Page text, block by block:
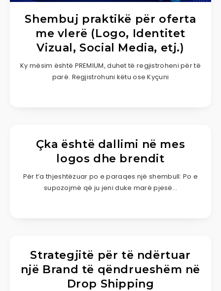
Shembuj praktikë për oferta
me vlerë (Logo, Identitet
Vizual, Social Media, etj.)
Ky mësim është PREMIUM, duhet të regjistroheni për të
parë. Regjistrohuni këtu ose Kyçuni
Çka është dallimi në mes
logos dhe brendit
Për t’a thjeshtëzuar po e paraqes një shembull: Po e
supozojmë që ju jeni duke marë pjesë…
Strategjitë për të ndërtuar
një Brand të qëndrueshëm në
Drop Shipping